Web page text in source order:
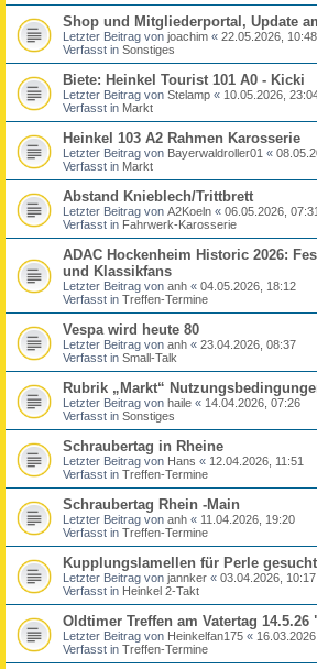
Shop und Mitgliederportal, Update
Letzter Beitrag von joachim « 22.05.2026, 10:48
Verfasst in Sonstiges
Biete: Heinkel Tourist 101 A0 - Kicki
Letzter Beitrag von Stelamp « 10.05.2026,
Verfasst in Markt
Heinkel 103 A2 Rahmen Karosserie
Letzter Beitrag von Bayerwaldroller01 «
Verfasst in Markt
Abstand Knieblech/Trittbrett
Letzter Beitrag von A2Koeln « 06.05.2026, 07:31
Verfasst in Fahrwerk-Karosserie
ADAC Hockenheim Historic 2026:
und Klassikfans
Letzter Beitrag von anh « 04.05.2026, 18:12
Verfasst in Treffen-Termine
Vespa wird heute 80
Letzter Beitrag von anh « 23.04.2026, 08:37
Verfasst in Small-Talk
Rubrik „Markt“
Letzter Beitrag von haile « 14.04.2026, 07:26
Verfasst in Sonstiges
Schraubertag in Rheine
Letzter Beitrag von Hans « 12.04.2026, 11:51
Verfasst in Treffen-Termine
Schraubertag Rhein -Main
Letzter Beitrag von anh « 11.04.2026, 19:20
Verfasst in Treffen-Termine
Kupplungslamellen für Perle
Letzter Beitrag von jannker « 03.04.2026, 10:17
Verfasst in Heinkel 2-Takt
Oldtimer Treffen am Vatertag
Letzter Beitrag von Heinkelfan175 «
Verfasst in Treffen-Termine